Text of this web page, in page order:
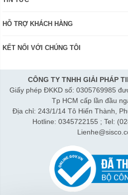
Thanh toán và giao hàng
Hướng dẫn đăng ký tài khoản
Kiểm tra tình trạng đơn hàng
Review sản phẩm
HỖ TRỢ KHÁCH HÀNG
Bán hàng: 0345 722155
Hợp tác: LienHe@sisco.com.vn
Thời gian làm việc từ Thứ 2- Thứ 7:
Sáng 8h15-12h; Chiều 1h15-5h30
Thứ 7 làm đến 3h30 chiều.
KẾT NỐI VỚI CHÚNG TÔI
CÔNG TY TNHH GIẢI PHÁP
Giấy phép ĐKKD số: 0305769985
Tp HCM cấp lần đầu
Địa chỉ: 243/1/14 Tô Hiến Thành,
Hotline: 0345722155 ; Tel: